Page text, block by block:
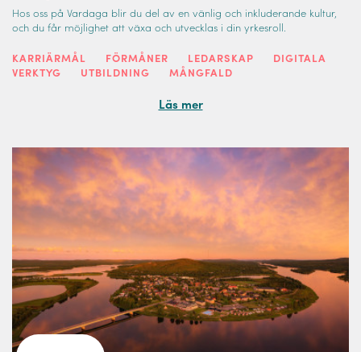
Hos oss på Vardaga blir du del av en vänlig och inkluderande kultur,
och du får möjlighet att växa och utvecklas i din yrkesroll.
KARRIÄRMÅL FÖRMÅNER LEDARSKAP
DIGITALA
VERKTYG
UTBILDNING MÅNGFALD
Läs mer